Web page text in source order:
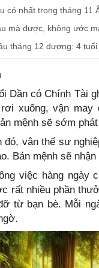
có nhất trong tháng 11
mà được, không ước
tháng 12 dương: 4
Dần có Chính Tài
xuống, vận may
mệnh sẽ sớm
đó, vận thế sự
Bản mệnh sẽ
việc hàng ngày
rất nhiều phần
từ bạn bè. Mỗi